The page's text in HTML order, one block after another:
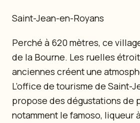
Saint-Jean-en-Royans
Perché à 620 mètres, ce
de la Bourne. Les ruelles
anciennes créent une
L’office de tourisme de Saint-
propose des dégustations de
notamment le famoso, liqueur